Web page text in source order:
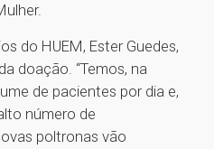
do HUEM, Ester Guedes,
doação. “Temos, na
de pacientes por dia e,
número de
poltronas vão